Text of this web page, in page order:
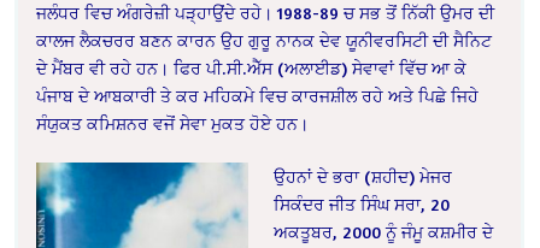
ਜਲੰਧਰ ਵਿਚ ਅੰਗਰੇਜ਼ੀ ਪੜ੍ਹਾਉਂਦੇ ਰਹੇ। 1988-89 ਚ ਸਭ ਤੋਂ ਨਿੱਕੀ ਉਮਰ ਦੀ
ਕਾਲਜ ਲੈਕਚਰਰ ਬਣਨ ਕਾਰਨ ਉਹ ਗੁਰੂ ਨਾਨਕ ਦੇਵ ਯੂਨੀਵਰਸਿਟੀ ਦੀ ਸੈਨਿਟ
ਦੇ ਮੈਂਬਰ ਵੀ ਰਹੇ ਹਨ। ਫਿਰ ਪੀ.ਸੀ.ਐੱਸ (ਅਲਾਈਡ) ਸੇਵਾਵਾਂ ਵਿੱਚ ਆ ਕੇ
ਪੰਜਾਬ ਦੇ ਆਬਕਾਰੀ ਤੇ ਕਰ ਮਹਿਕਮੇ ਵਿਚ ਕਾਰਜਸ਼ੀਲ ਰਹੇ ਅਤੇ ਪਿਛੇ ਜਿਹੇ
ਸੰਯੁਕਤ ਕਮਿਸ਼ਨਰ ਵਜੋਂ ਸੇਵਾ ਮੁਕਤ ਹੋਏ ਹਨ।
ਉਹਨਾਂ ਦੇ ਭਰਾ (ਸ਼ਹੀਦ) ਮੇਜਰ
ਸਿਕੰਦਰ ਜੀਤ ਸਿੰਘ ਸਰਾ, 20
ਅਕਤੂਬਰ, 2000 ਨੂੰ ਜੰਮੂ ਕਸ਼ਮੀਰ ਦੇ